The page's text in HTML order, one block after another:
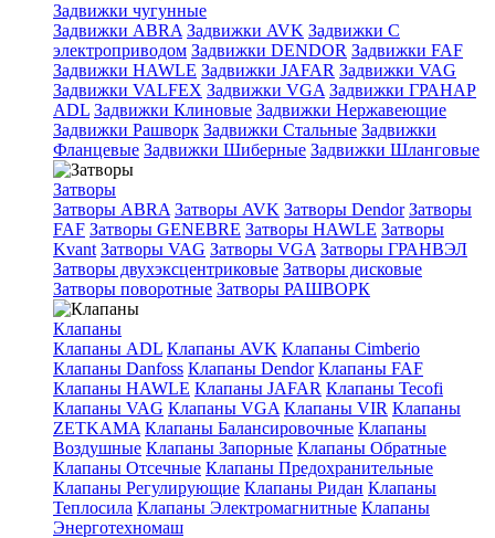
Задвижки чугунные
Задвижки ABRA Задвижки AVK Задвижки C
электроприводом Задвижки DENDOR Задвижки FAF
Задвижки HAWLE Задвижки JAFAR Задвижки VAG
Задвижки VALFEX Задвижки VGA Задвижки ГРАНАР
ADL Задвижки Клиновые Задвижки Нержавеющие
Задвижки Рашворк Задвижки Стальные Задвижки
Фланцевые Задвижки Шиберные Задвижки Шланговые
Затворы
Затворы ABRA Затворы AVK Затворы Dendor Затворы
FAF Затворы GENEBRE Затворы HAWLE Затворы
Kvant Затворы VAG Затворы VGA Затворы ГРАНВЭЛ
Затворы двухэксцентриковые Затворы дисковые
Затворы поворотные Затворы РАШВОРК
Клапаны
Клапаны ADL Клапаны AVK Клапаны Cimberio
Клапаны Danfoss Клапаны Dendor Клапаны FAF
Клапаны HAWLE Клапаны JAFAR Клапаны Tecofi
Клапаны VAG Клапаны VGA Клапаны VIR Клапаны
ZETKAMA Клапаны Балансировочные Клапаны
Воздушные Клапаны Запорные Клапаны Обратные
Клапаны Отсечные Клапаны Предохранительные
Клапаны Регулирующие Клапаны Ридан Клапаны
Теплосила Клапаны Электромагнитные Клапаны
Энерготехномаш